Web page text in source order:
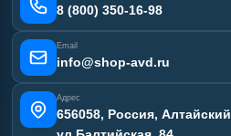
Карта сайта
8 (800) 350-16-98
Email
info@shop-avd.ru
Адрес
656058, Россия,